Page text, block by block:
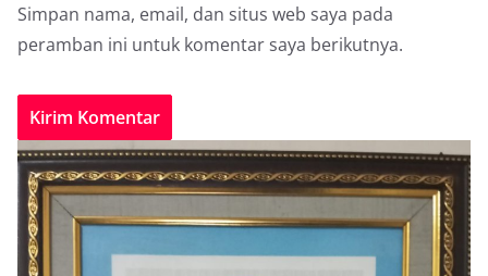
Simpan nama, email, dan situs web saya pada
peramban ini untuk komentar saya berikutnya.